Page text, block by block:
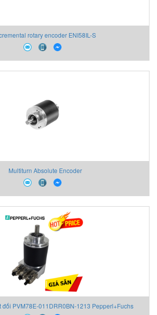
rotary encoder ENI58IL-S
Multiturn Absolute Encoder
đối PVM78E-011DRR0BN-1213 Pepperl+Fuchs